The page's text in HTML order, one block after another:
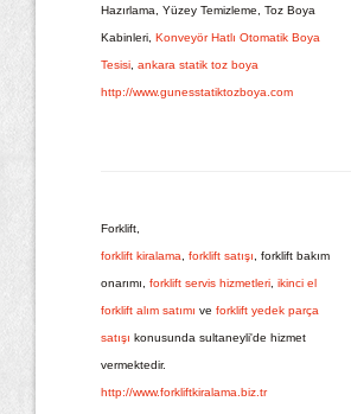
Hazırlama, Yüzey Temizleme, Toz Boya
Kabinleri, Konveyör Hatlı Otomatik Boya
Tesisi, ankara statik toz boya
http://www.gunesstatiktozboya.com
Forklift,
forklift kiralama forklift satışı , forklift bakım
onarımı, forklift servis hizmetleri, ikinci el
forklift alım satımı ve forklift yedek parça
satışı konusunda sultaneyli'de hizmet
vermektedir.
http://www.forkliftkiralama.biz.tr